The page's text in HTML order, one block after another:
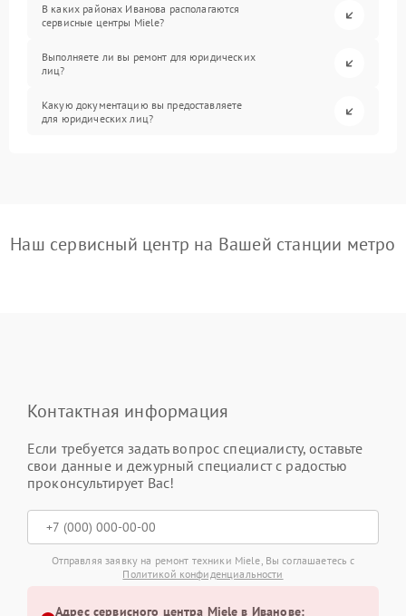
В каких районах Иванова располагаются
сервисные центры Miele?
Выполняете ли вы ремонт для юридических
лиц?
Какую документацию вы предоставляете
для юридических лиц?
Наш сервисный центр на Вашей станции метро
Контактная информация
Если требуется задать вопрос специалисту, оставьте
свои данные и дежурный специалист с радостью
проконсультирует Вас!
Отправляя заявку на ремонт техники Miele, Вы соглашаетесь с
Политикой конфиденциальности
Адрес сервисного центра Miele в Иванове: